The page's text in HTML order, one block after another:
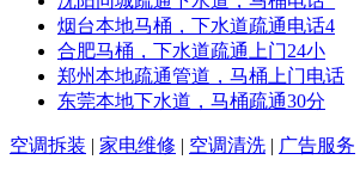
烟台本地马桶，下水道疏通电话4
合肥马桶，下水道疏通上门24小
郑州本地疏通管道，马桶上门电话
东莞本地下水道，马桶疏通30分
空调拆装 | 家电维修 | 空调清洗 | 广告服务